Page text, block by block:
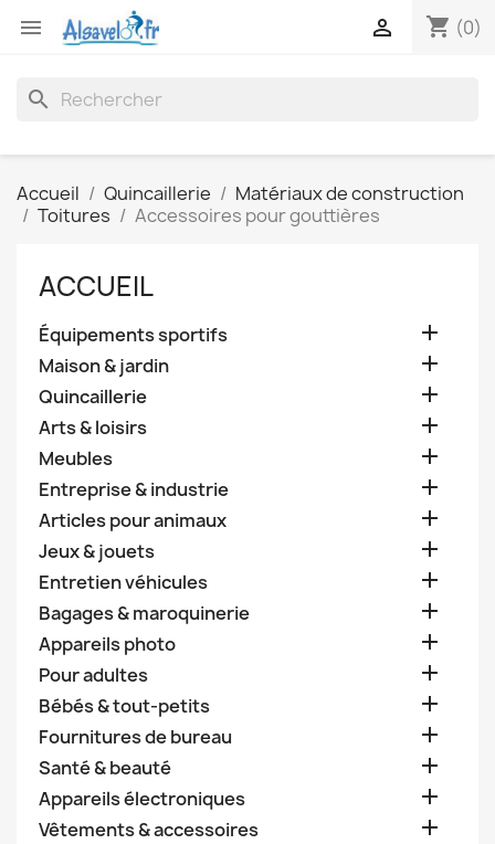
 shopping_cart (0)

search
Accueil Quincaillerie
Matériaux de construction
Toitures
Accessoires pour gouttières
ACCUEIL
Équipements sportifs 
Maison & jardin 
Quincaillerie 
Arts & loisirs 
Meubles 
Entreprise & industrie 
Articles pour animaux 
Jeux & jouets 
Entretien véhicules 
Bagages & maroquinerie 
Appareils photo 
Pour adultes 
Bébés & tout-petits 
Fournitures de bureau 
Santé & beauté 
Appareils électroniques 
Vêtements & accessoires 